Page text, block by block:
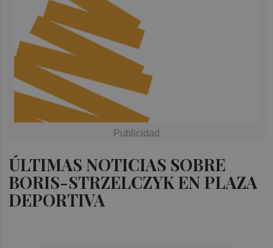
ÚLTIMAS NOTICIAS SOBRE
BORIS-STRZELCZYK EN PLAZA
DEPORTIVA